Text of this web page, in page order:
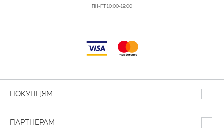
ПН-ПТ 10:00-19:00
ПОКУПЦЯМ
ПАРТНЕРАМ